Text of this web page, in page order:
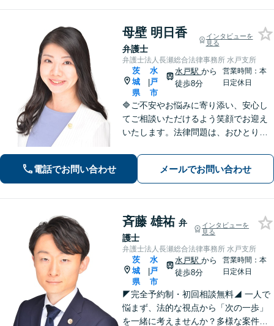
母壁 明日香
弁護士
インタビューを
見る
弁護士法人長瀬総合法律事務所 水戸支所
茨
城
県
|
水
戸
市
水戸駅から
徒歩8分
営業時間：本
日定休日
🔷ご不安やお悩みに寄り添い、安心し
てご相談いただけるよう笑顔でお迎え
いたします。法律問題は、おひとりで
だき、まずは弁護士へご相談くださ
い。🔷遺産相続問題・離婚問題・男女
トラブル・交通事故・企業法務等幅広
く対応可能
電話でお問い合わせ メールでお問い合わせ
斉藤 雄祐 弁
護士
インタビューを
見る
弁護士法人長瀬総合法律事務所 水戸支所
茨
城
県
|
水
戸
市
水戸駅から
徒歩8分
営業時間：本
日定休日
◤完全予約制・初回相談無料◢ 一人で
悩まず、法的な視点から「次の一歩」
を一緒に考えませんか？多様な案件に